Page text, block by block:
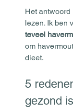
Het antwoord
lezen. Ik ben
teveel
om
dieet.
5
gezond is